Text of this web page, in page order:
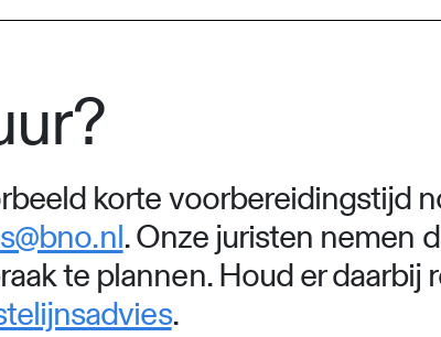
korte voorbereidingstijd
. Onze juristen nemen
te plannen. Houd er daarbij
.